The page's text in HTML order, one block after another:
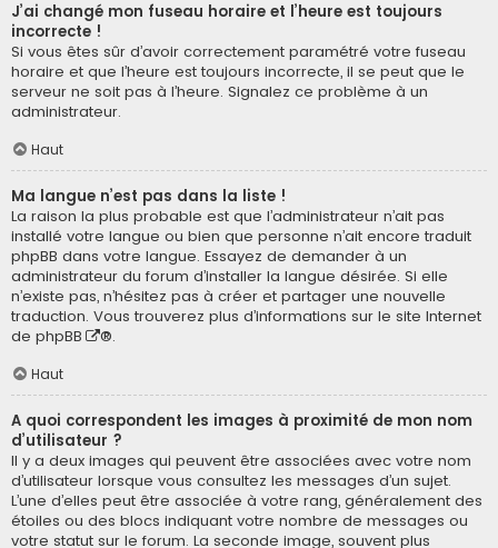
J’ai changé mon fuseau horaire et l’heure est toujours
incorrecte !
Si vous êtes sûr d’avoir correctement paramétré votre fuseau
horaire et que l’heure est toujours incorrecte, il se peut que le
serveur ne soit pas à l’heure. Signalez ce problème à un
administrateur.
Haut
Ma langue n’est pas dans la liste !
La raison la plus probable est que l’administrateur n’ait pas
installé votre langue ou bien que personne n’ait encore traduit
phpBB dans votre langue. Essayez de demander à un
administrateur du forum d’installer la langue désirée. Si elle
n’existe pas, n’hésitez pas à créer et partager une nouvelle
traduction. Vous trouverez plus d’informations sur le site Internet
de phpBB ®.
Haut
A quoi correspondent les images à proximité de mon nom
d’utilisateur ?
Il y a deux images qui peuvent être associées avec votre nom
d’utilisateur lorsque vous consultez les messages d’un sujet.
L’une d’elles peut être associée à votre rang, généralement des
étoiles ou des blocs indiquant votre nombre de messages ou
votre statut sur le forum. La seconde image, souvent plus